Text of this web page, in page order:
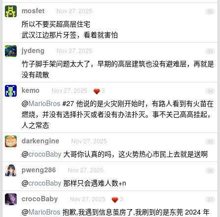
32
mosfet Nov 27, 2025
所以不要买超高层住宅
武汉江边那片牙签，看着就害怕
33
jydeng Nov 27, 2025
竹子脚手架问题太大了，早期的高层建筑也没有避难层，再就是
没有疏散
34
kemo Nov 27, 2025 3
@MarioBros #27 他说的是火灾刚开始时，有路人看到有火苗在
燃烧，并没有选择扑灭或者没有办法扑灭。事不关己高高挂起，
人之常态
35
darkengine Nov 27, 2025
@crocoBaby 大哥你认真的吗，这火势热心市民上去就是送啊
36
pweng286 Nov 27, 2025
@crocoBaby 那样只会遇难人数+n
37
crocoBaby Nov 27, 2025 3
@MarioBros 抱歉,我遇到信息茧房了,我刷到的是东莞 2024 年